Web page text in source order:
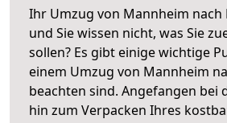
Ihr Umzug von Mannheim nach
und Sie wissen nicht, was Sie
sollen? Es gibt einige wichtige
einem Umzug von Mannheim
beachten sind. Angefangen bei
hin zum Verpacken Ihres